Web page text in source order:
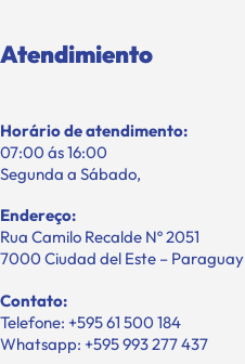
Atendimiento
Horário de atendimento:
07:00 ás 16:00
Segunda a Sábado,
Endereço:
Rua Camilo Recalde Nº 2051
7000 Ciudad del Este – Paraguay
Contato:
Telefone: +595 61 500 184
Whatsapp: +595 993 277 437